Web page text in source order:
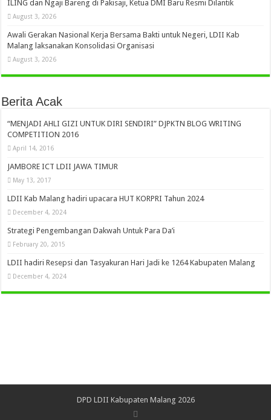
ILING dan Ngaji Bareng di Pakisaji, Ketua DMI Baru Resmi Dilantik
August 3, 2026
Awali Gerakan Nasional Kerja Bersama Bakti untuk Negeri, LDII Kab
Malang laksanakan Konsolidasi Organisasi
August 3, 2026
Berita Acak
“MENJADI AHLI GIZI UNTUK DIRI SENDIRI” DJPKTN BLOG WRITING
COMPETITION 2016
April 14, 2016
JAMBORE ICT LDII JAWA TIMUR
May 13, 2017
LDII Kab Malang hadiri upacara HUT KORPRI Tahun 2024
December 4, 2024
Strategi Pengembangan Dakwah Untuk Para Da’i
February 20, 2015
LDII hadiri Resepsi dan Tasyakuran Hari Jadi ke 1264 Kabupaten Malang
December 4, 2024
DPD LDII Kabupaten Malang 2026